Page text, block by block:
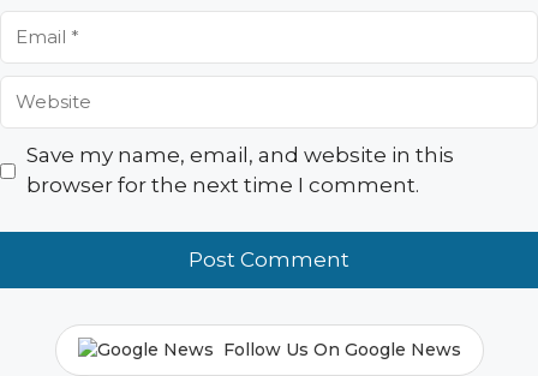
Email
Website
Save my name, email, and website in this
browser for the next time I comment.
Follow Us On Google News